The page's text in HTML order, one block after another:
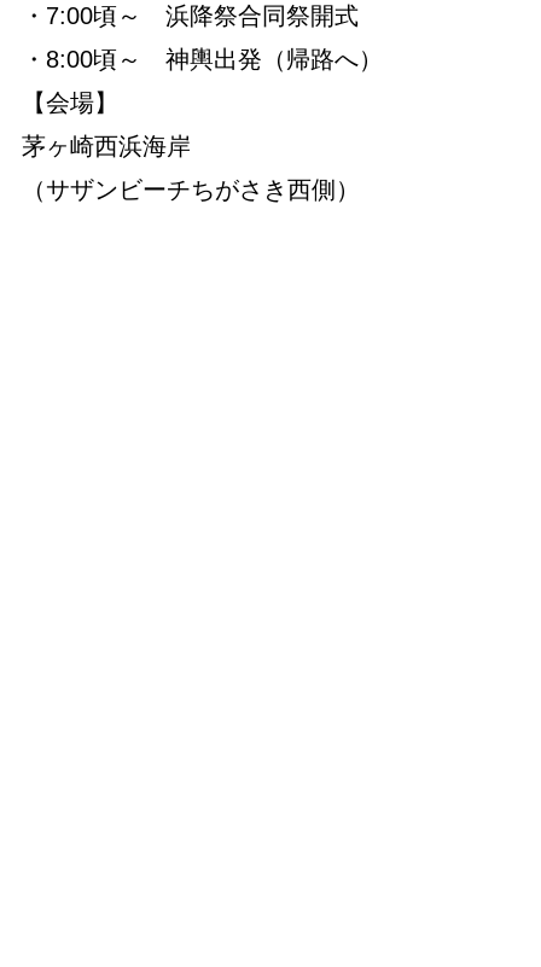
・7:00頃～ 浜降祭合同祭開式
・8:00頃～ 神輿出発（帰路へ）
【会場】
茅ヶ崎西浜海岸
（サザンビーチちがさき西側）